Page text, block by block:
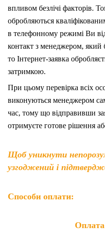
впливом безлічі факторів.
обробляються
в телефонному режимі Ви
контакт з менеджером,
то Інтернет-заявка
затримкою.
При цьому перевірка всіх
виконуються менеджером
час, тому що відправивши
отримуєте готове рішення
Щоб уникнути
узгоджений і
Способи оплати: